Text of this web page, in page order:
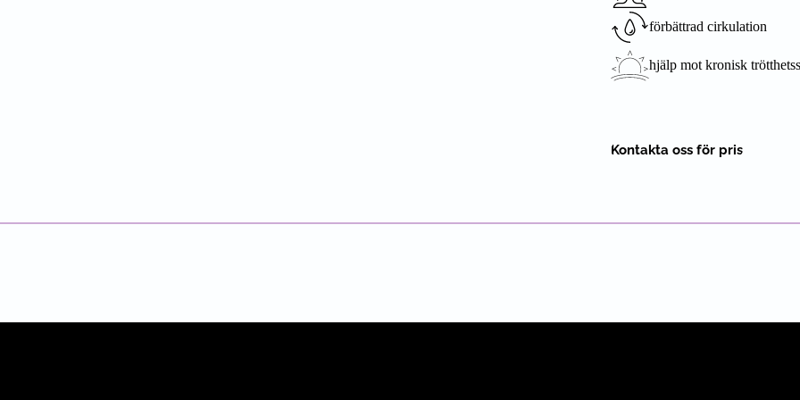
förbättrad cirkulation
hjälp mot kronisk
Kontakta oss för pris